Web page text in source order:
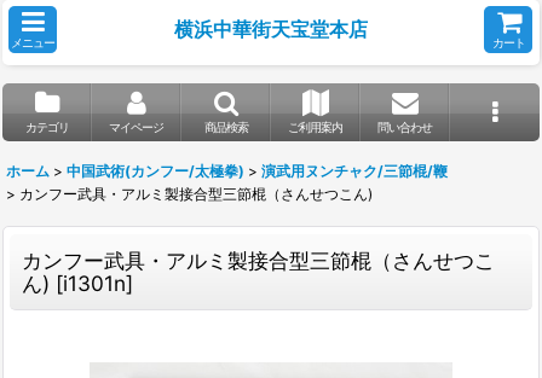
メニュー
横浜中華街天宝堂本店
カート
カテゴリ マイページ 商品検索 ご利用案内 問い合わせ
ホーム > 中国武術(カンフー/太極拳) > 演武用ヌンチャク/三節棍/鞭
> カンフー武具・アルミ製接合型三節棍（さんせつこん)
カンフー武具・アルミ製接合型三節棍（さんせつこ
ん) [i1301n]